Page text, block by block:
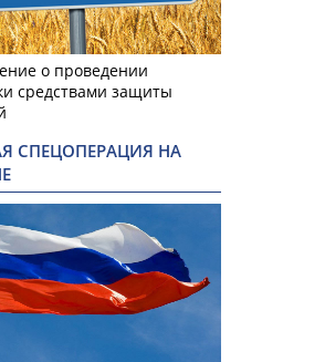
о проведении
средствами защиты
СПЕЦОПЕРАЦИЯ НА